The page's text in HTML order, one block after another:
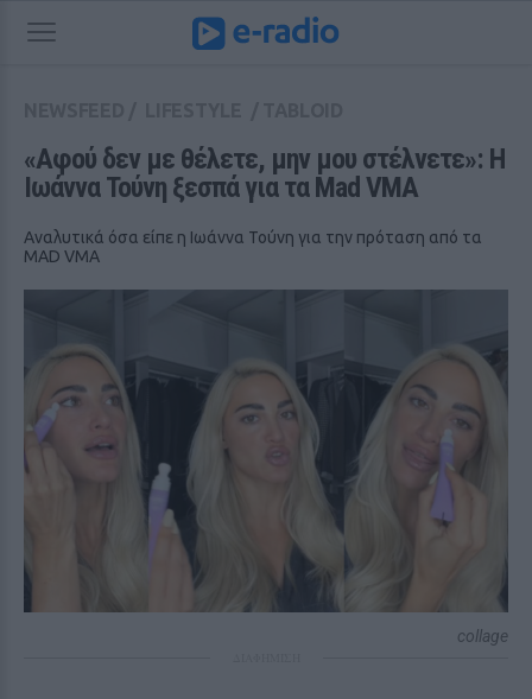
«Αφού δεν με θέλετε, μην μου στέλνετε»: Η
Ιωάννα Τούνη ξεσπά για τα Mad VMA
Αναλυτικά όσα είπε η Ιωάννα Τούνη για την πρόταση από τα
MAD VMA
collage